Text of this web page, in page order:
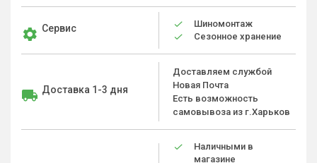
Сервис
Шиномонтаж
Сезонное хранение
Доставка 1-3 дня
Доставляем службой
Новая Почта
Есть возможность
самовывоза из г.Харьков
Наличными в
магазине